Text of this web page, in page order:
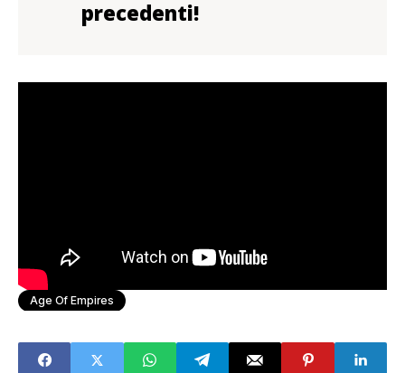
precedenti!
Age Of Empires